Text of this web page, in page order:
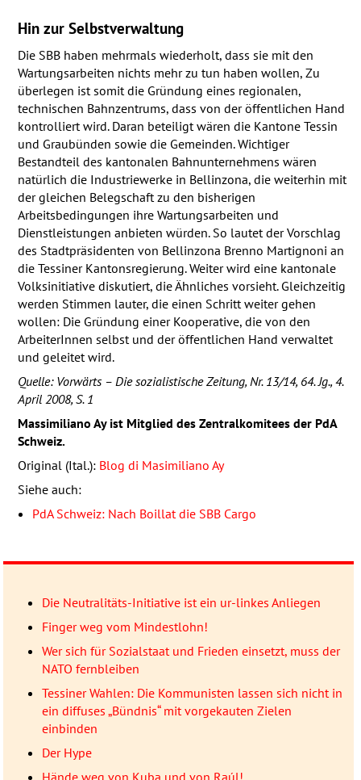
Hin zur Selbstverwaltung
Die SBBhaben mehrmals wiederholt, dass sie mit den
Wartungsarbeiten nichts mehr zu tun haben wollen, Zu
überlegen ist somit die Gründung eines regionalen,
technischen Bahnzentrums, dass von der öffentlichen Hand
kontrolliert wird. Daran beteiligt wären die Kantone Tessin
und Graubünden sowie die Gemeinden. Wichtiger
Bestandteil des kantonalen Bahnunternehmens wären
natürlich die Industriewerke in Bellinzona, die weiterhin mit
der gleichen Belegschaft zu den bisherigen
Arbeitsbedingungen ihre Wartungsarbeiten und
Dienstleistungen anbieten würden. So lautet der Vorschlag
des Stadtpräsidenten von Bellinzona Brenno Martignoni an
die Tessiner Kantonsregierung. Weiter wird eine kantonale
Volksinitiative diskutiert, die Ähnliches vorsieht. Gleichzeitig
werden Stimmen lauter, die einen Schritt weiter gehen
wollen: Die Gründung einer Kooperative, die von den
ArbeiterInnen selbst und der öffentlichen Hand verwaltet
und geleitet wird.
Quelle: Vorwärts – Die sozialistische Zeitung, Nr. 13/14, 64. Jg., 4.
April 2008, S. 1
Massimiliano Ay ist Mitglied des Zentralkomitees der PdA
Schweiz.
Original (Ital.): Blog di Masimiliano Ay
Siehe auch:
PdA Schweiz: Nach Boillat die SBBCargo
Die Neutralitäts-Initiative ist ein ur-linkes Anliegen
Finger weg vom Mindestlohn!
Wer sich für Sozialstaat und Frieden einsetzt, muss der
NATO fernbleiben
Tessiner Wahlen: Die Kommunisten lassen sich nicht in
ein diffuses „Bündnis“ mit vorgekauten Zielen
einbinden
Der Hype
Hände weg von Kuba und von Raúl!